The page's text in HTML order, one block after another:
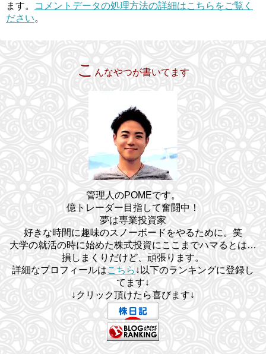
ます。
コメントデータの処理方法の詳細はこちらをご覧く
ださい。
こ んなやつが書いてます
管理人のPOMEです。
億トレーダー目指して奮闘中！
夢は専業投資家
好きな時間に趣味のスノーボードをやるために。笑
大学の就活の時に始めた株式投資にここまでハマるとは…
損しまくりだけど、頑張ります。
詳細なプロフィールはこちら ↓以下のランキングに登録し
てます↓
↓クリック頂けたら喜びます↓